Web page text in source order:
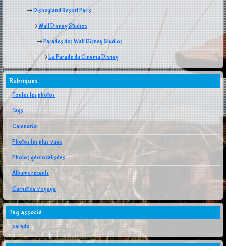
Disneyland Resort Paris
Walt Disney Studios
Parades des Walt Disney Studios
La Parade du Cinéma Disney
Rubriques
Toutes les photos
Tags
Calendrier
Photos les plus vues
Photos géolocalisées
Albums récents
Carnet de voyage
Tag associé
parade